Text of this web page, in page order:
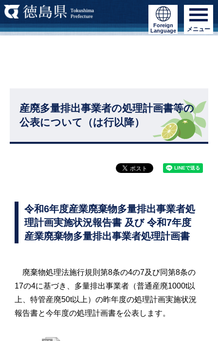
Foreign
Language
メニュー
産廃多量排出事業者の処理計画書等の
公表について（は行以降）
令和6年度産業廃棄物多量排出事業者処
理計画実施状況報告書 及び 令和7年度
産業廃棄物多量排出事業者処理計画書
廃棄物処理法施行規則第8条の4の7及び同第8条の
17の4に基づき、多量排出事業者（普通産廃1000t以
上、特管産廃50t以上）の昨年度の処理計画実施状況
報告書と今年度の処理計画書を公表します。